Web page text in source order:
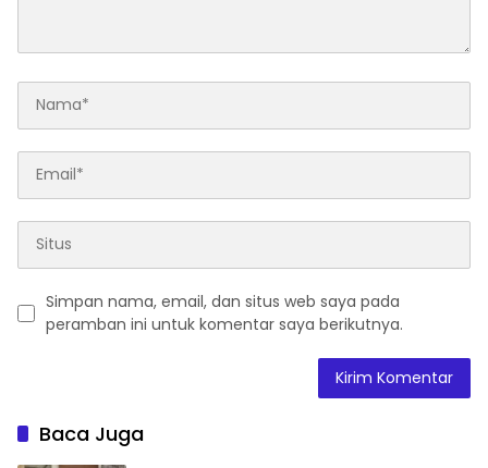
Simpan nama, email, dan situs web saya pada
peramban ini untuk komentar saya berikutnya.
Baca Juga